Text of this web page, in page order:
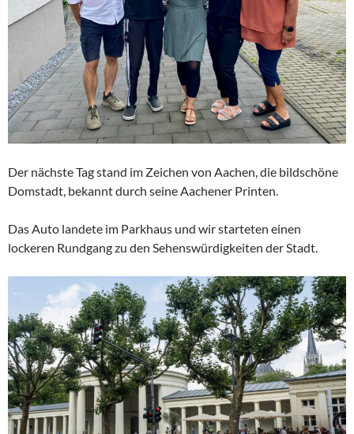
Der nächste Tag stand im Zeichen von Aachen, die bildschöne
Domstadt, bekannt durch seine Aachener Printen.
Das Auto landete im Parkhaus und wir starteten einen
lockeren Rundgang zu den Sehenswürdigkeiten der Stadt.